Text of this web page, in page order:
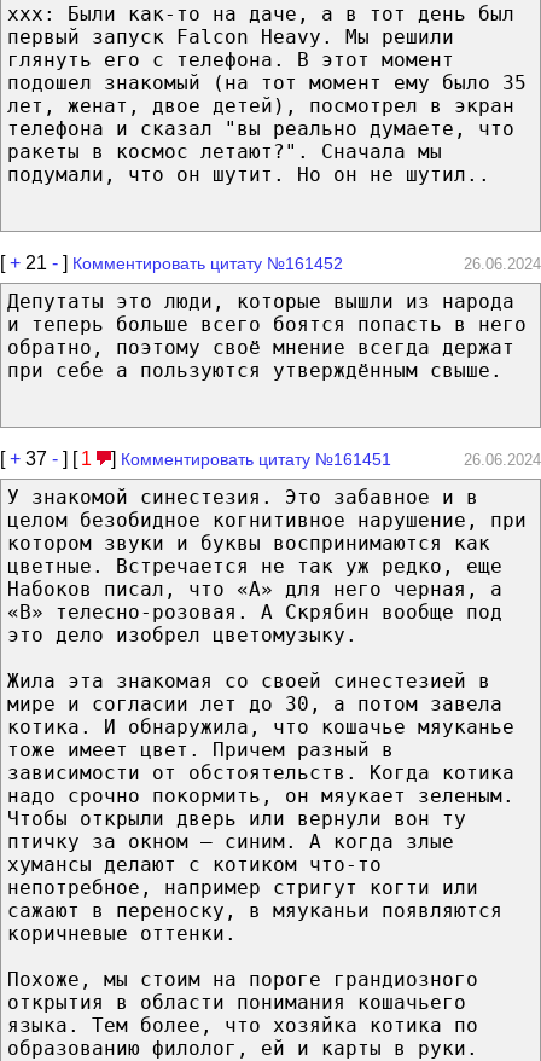
xxx: Были как-то на даче, а в тот день был
первый запуск Falcon Heavy. Мы решили
глянуть его с телефона. В этот момент
подошел знакомый (на тот момент ему было 35
лет, женат, двое детей), посмотрел в экран
телефона и сказал "вы реально думаете, что
ракеты в космос летают?". Сначала мы
подумали, что он шутит. Но он не шутил..
[+ 21 - ] Комментировать цитату №161452 26.06.2024
Депутаты это люди, которые вышли из народа
и теперь больше всего боятся попасть в него
обратно, поэтому своё мнение всегда держат
при себе а пользуются утверждённым свыше.
[+ 37 - ] [ 1 ] Комментировать цитату №161451 26.06.2024
У знакомой синестезия. Это забавное и в
целом безобидное когнитивное нарушение, при
котором звуки и буквы воспринимаются как
цветные. Встречается не так уж редко, еще
Набоков писал, что «А» для него черная, а
«В» телесно-розовая. А Скрябин вообще под
это дело изобрел цветомузыку.
Жила эта знакомая со своей синестезией в
мире и согласии лет до 30, а потом завела
котика. И обнаружила, что кошачье мяуканье
тоже имеет цвет. Причем разный в
зависимости от обстоятельств. Когда котика
надо срочно покормить, он мяукает зеленым.
Чтобы открыли дверь или вернули вон ту
птичку за окном – синим. А когда злые
хумансы делают с котиком что-то
непотребное, например стригут когти или
сажают в переноску, в мяуканьи появляются
коричневые оттенки.
Похоже, мы стоим на пороге грандиозного
открытия в области понимания кошачьего
языка. Тем более, что хозяйка котика по
образованию филолог, ей и карты в руки.